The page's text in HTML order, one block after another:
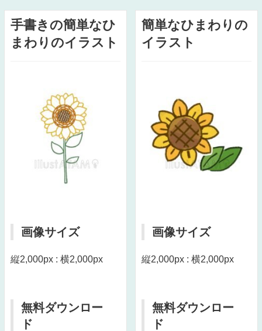
手書きの簡単なひ
まわりのイラスト
画像サイズ
縦2,000px : 横2,000px
無料ダウンロー
ド
簡単なひまわりの
イラスト
画像サイズ
縦2,000px : 横2,000px
無料ダウンロー
ド